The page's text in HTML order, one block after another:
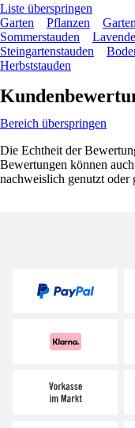
Liste überspringen
Garten
Pflanzen
Sommerstauden
Steingartenstauden
Herbststauden
Bereich überspringen
Die Echtheit der
Bewertungen können
nachweislich genutzt oder